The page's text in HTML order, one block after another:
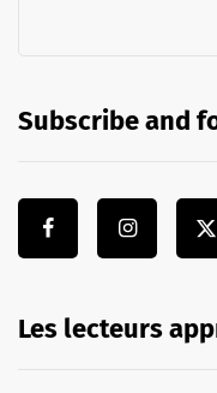
Subscribe and
Les lecteurs